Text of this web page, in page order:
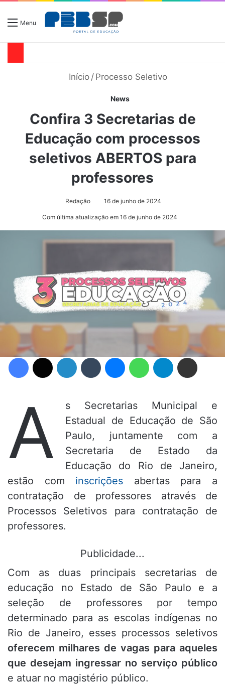
Menu
Início / Processo Seletivo
News
Confira 3 Secretarias de
Educação com processos
seletivos ABERTOS para
professores
Redação 16 de junho de 2024
Com última atualização em 16 de junho de 2024
Facebook X Linkedin Tumblr Messenger WhatsApp Telegram Compartilhar via e-mail
A
s Secretarias Municipal e
Estadual de Educação de São
Paulo, juntamente com a
Secretaria de Estado da
Educação do Rio de Janeiro,
estão com inscrições abertas para a
contratação de professores através de
Processos Seletivos para contratação de
professores.
Publicidade...
Com as duas principais secretarias de
educação no Estado de São Paulo e a
seleção de professores por tempo
determinado para as escolas indígenas no
Rio de Janeiro, esses processos seletivos
oferecem milhares de vagas para aqueles
que desejam ingressar no serviço público
e atuar no magistério público.